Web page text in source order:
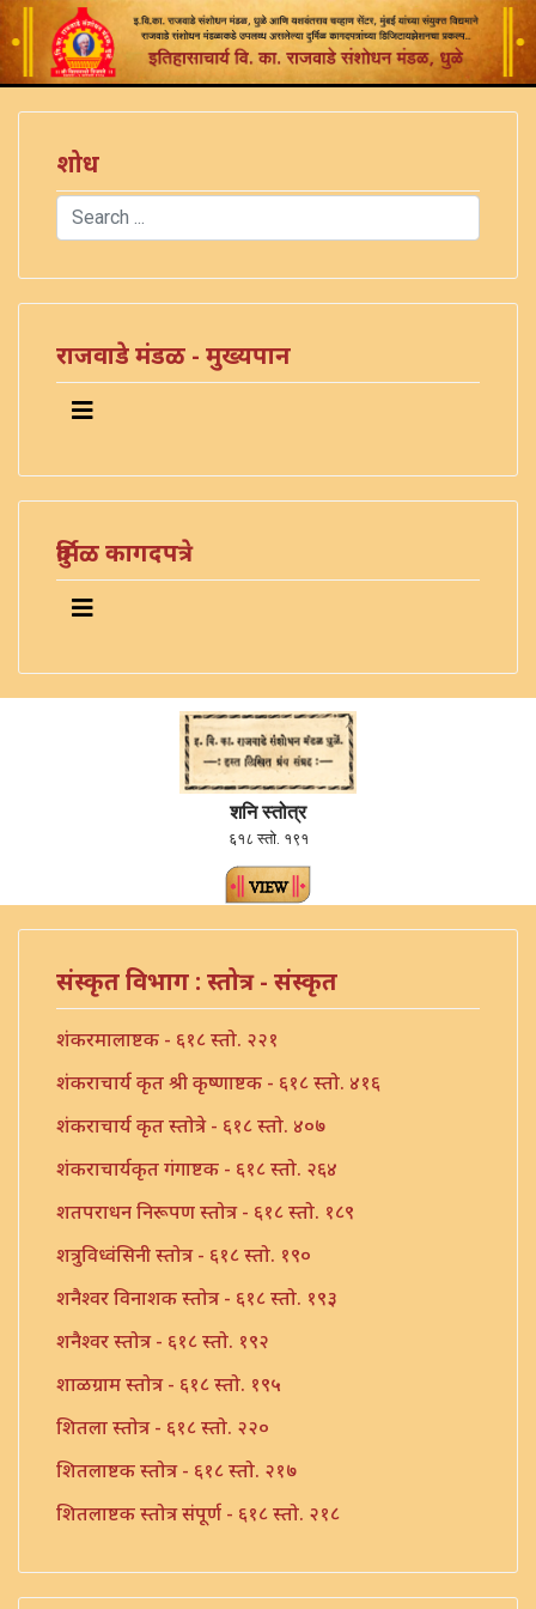
शोध
Search
राजवाडे मंडळ - मुख्यपान
दुर्मिळ कागदपत्रे
शनि स्तोत्र
६१८ स्तो. १९१
संस्कृत विभाग : स्तोत्र - संस्कृत
शंकरमालाष्टक - ६१८ स्तो. २२१
शंकराचार्य कृत श्री कृष्णाष्टक - ६१८ स्तो. ४१६
शंकराचार्य कृत स्तोत्रे - ६१८ स्तो. ४०७
शंकराचार्यकृत गंगाष्टक - ६१८ स्तो. २६४
शतपराधन निरूपण स्तोत्र - ६१८ स्तो. १८९
शत्रुविध्वंसिनी स्तोत्र - ६१८ स्तो. १९०
शनैश्वर विनाशक स्तोत्र - ६१८ स्तो. १९३
शनैश्वर स्तोत्र - ६१८ स्तो. १९२
शाळग्राम स्तोत्र - ६१८ स्तो. १९५
शितला स्तोत्र - ६१८ स्तो. २२०
शितलाष्टक स्तोत्र - ६१८ स्तो. २१७
शितलाष्टक स्तोत्र संपूर्ण - ६१८ स्तो. २१८
शिव शिव शिवशंभो श्री महादेव - ६१८ स्तो. १९६